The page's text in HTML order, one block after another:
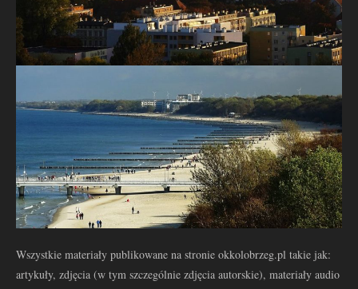
Wszystkie materiały publikowane na stronie okkolobrzeg.pl takie jak:
artykuły, zdjęcia (w tym szczególnie zdjęcia autorskie), materiały audio